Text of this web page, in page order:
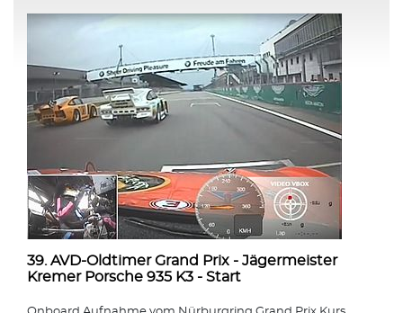
39. AVD-Oldtimer Grand Prix - Jägermeister
Kremer Porsche 935 K3 - Start